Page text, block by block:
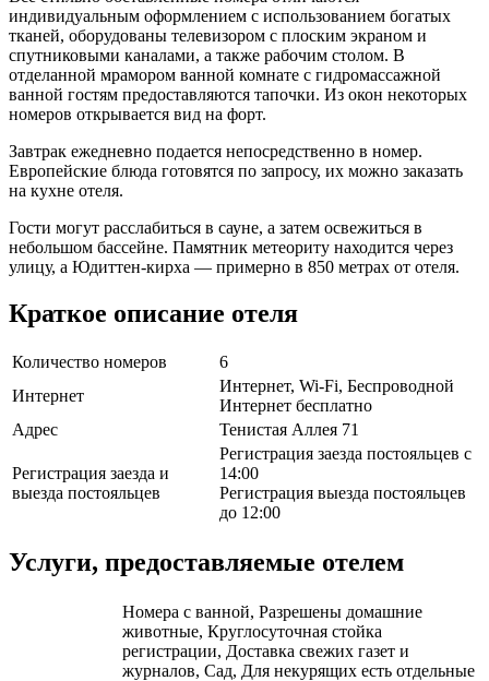
индивидуальным оформлением с использованием богатых
тканей, оборудованы телевизором с плоским экраном и
спутниковыми каналами, а также рабочим столом. В
отделанной мрамором ванной комнате с гидромассажной
ванной гостям предоставляются тапочки. Из окон некоторых
номеров открывается вид на форт.
Завтрак ежедневно подается непосредственно в номер.
Европейские блюда готовятся по запросу, их можно заказать
на кухне отеля.
Гости могут расслабиться в сауне, а затем освежиться в
небольшом бассейне. Памятник метеориту находится через
улицу, а Юдиттен-кирха — примерно в 850 метрах от отеля.
Краткое описание отеля
Количество номеров
6
Интернет
Интернет, Wi-Fi, Беспроводной
Интернет бесплатно
Адрес
Тенистая Аллея 71
Регистрация заезда и
выезда постояльцев
Регистрация заезда постояльцев с
14:00
Регистрация выезда постояльцев
до 12:00
Услуги, предоставляемые отелем
Номера с ванной, Разрешены домашние
животные, Круглосуточная стойка
регистрации, Доставка свежих газет и
журналов, Сад, Для некурящих есть отдельные